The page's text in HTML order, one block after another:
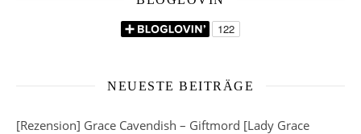
NEUESTE BEITRÄGE
[Rezension] Grace Cavendish – Giftmord [Lady Grace